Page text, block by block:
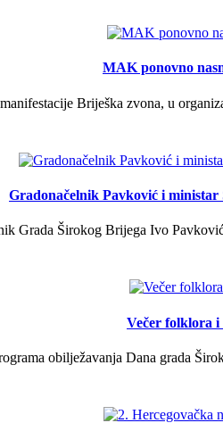
MAK ponovno
Briješka zvona, u
Gradonačelnik Pavković i
Grada Širokog Brijega Ivo
Večer folklora
obilježavanja Dana grada